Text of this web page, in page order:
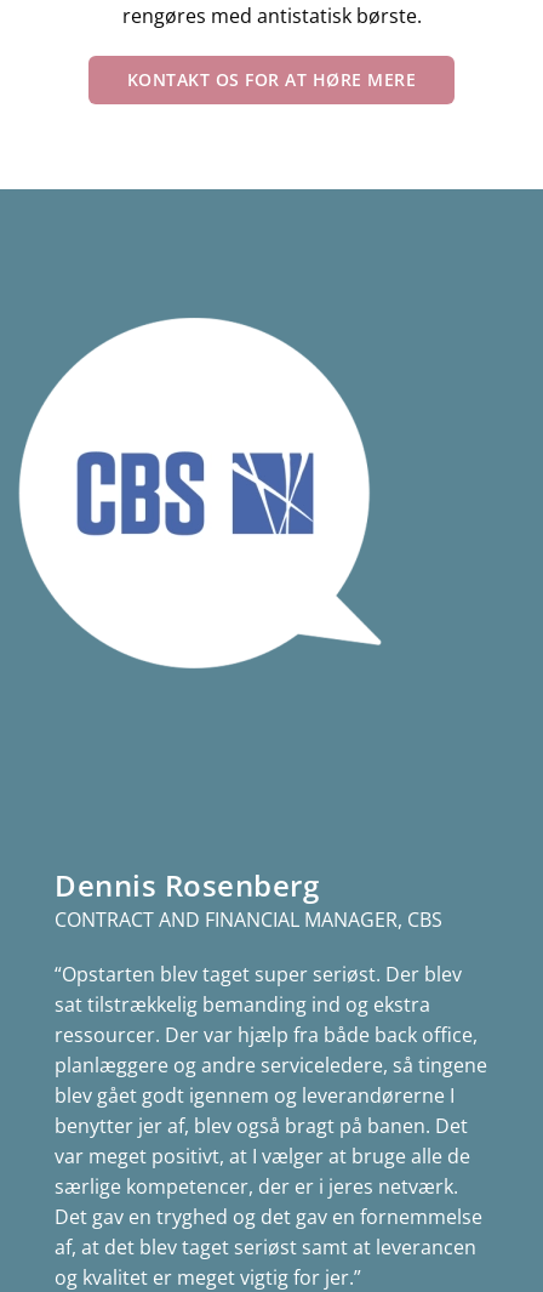
rengøres med antistatisk børste.
KONTAKT OS FOR AT HØRE MERE
Dennis Rosenberg
CONTRACT AND FINANCIAL MANAGER, CBS
“Opstarten blev taget super seriøst. Der blev
sat tilstrækkelig bemanding ind og ekstra
ressourcer. Der var hjælp fra både back office,
planlæggere og andre serviceledere, så tingene
blev gået godt igennem og leverandørerne I
benytter jer af, blev også bragt på banen. Det
var meget positivt, at I vælger at bruge alle de
særlige kompetencer, der er i jeres netværk.
Det gav en tryghed og det gav en fornemmelse
af, at det blev taget seriøst samt at leverancen
og kvalitet er meget vigtig for jer.”